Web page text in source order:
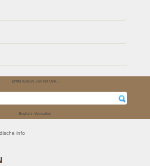
27/03Auteurs van het UZA ..
English information
info